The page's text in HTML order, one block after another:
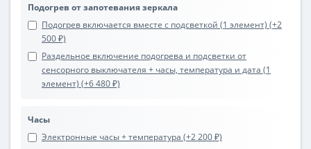
Подогрев от запотевания зеркала
Подогрев включается вместе с подсветкой (1 элемент) (+2
500 ₽)
Раздельное включение подогрева и подсветки от
сенсорного выключателя + часы, температура и дата (1
элемент) (+6 480 ₽)
Часы
Электронные часы + температура (+2 200 ₽)